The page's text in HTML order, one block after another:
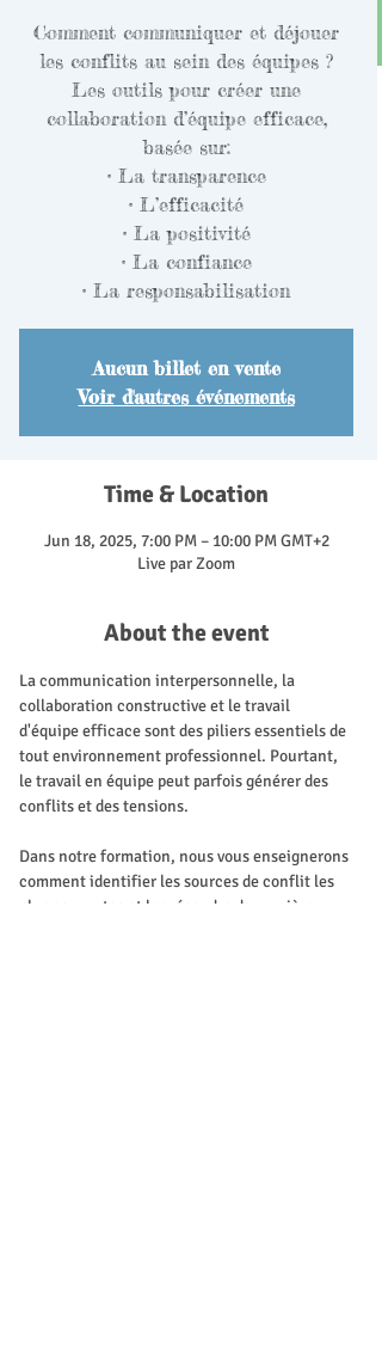
Comment communiquer et déjouer
les conflits au sein des équipes ?
Les outils pour créer une
collaboration d’équipe efficace,
basée sur:
• La transparence
• L’efficacité
• La positivité
• La confiance
• La responsabilisation
Aucun billet en vente
Voir d'autres événements
Time & Location
Jun 18, 2025, 7:00 PM – 10:00 PM GMT+2
Live par Zoom
About the event
La communication interpersonnelle, la
collaboration constructive et le travail
d'équipe efficace sont des piliers essentiels de
tout environnement professionnel. Pourtant,
le travail en équipe peut parfois générer des
conflits et des tensions.
Dans notre formation, nous vous enseignerons
comment identifier les sources de conflit les
plus courantes et les résoudre de manière